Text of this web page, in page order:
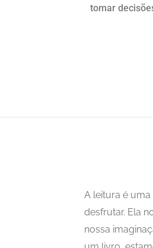
tomar
A leitura é
desfrutar. Ela
nossa